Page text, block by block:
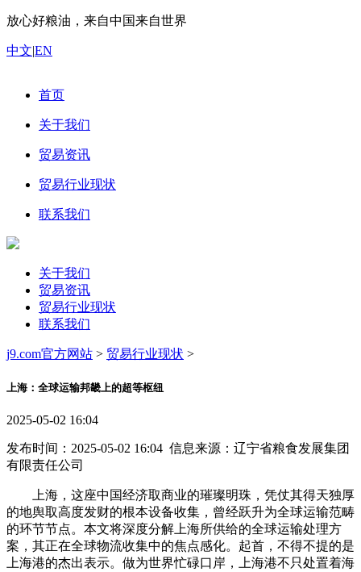
放心好粮油，来自中国来自世界
中文|EN
首页
关于我们
贸易资讯
贸易行业现状
联系我们
关于我们
贸易资讯
贸易行业现状
联系我们
j9.com官方网站 > 贸易行业现状 >
上海：全球运输邦畿上的超等枢纽
2025-05-02 16:04
发布时间：2025-05-02 16:04 信息来源：辽宁省粮食发展集团
有限责任公司
上海，这座中国经济取商业的璀璨明珠，凭仗其得天独厚
的地舆取高度发财的根本设备收集，曾经跃升为全球运输范畴
的环节节点。本文将深度分解上海所供给的全球运输处理方
案，其正在全球物流收集中的焦点感化。起首，不得不提的是
上海港的杰出表示。做为世界忙碌口岸，上海港不只处置着海